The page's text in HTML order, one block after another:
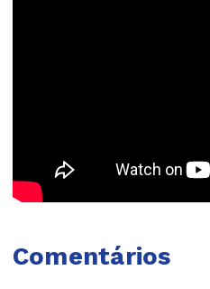
Comentários